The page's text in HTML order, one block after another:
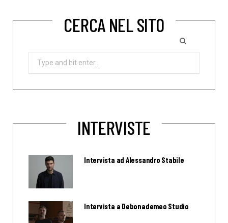
CERCA NEL SITO
Search
INTERVISTE
Intervista ad Alessandro Stabile
Intervista a Debonademeo Studio